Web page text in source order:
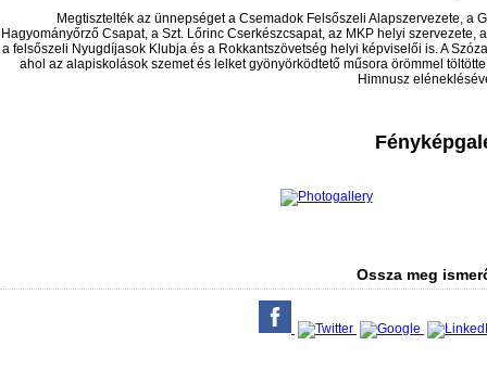
Megtisztelték az ünnepséget a Csemadok Felsőszeli Alapszervezete, a
Hagyományőrző Csapat, a Szt. Lőrinc Cserkészcsapat, az MKP helyi
a felsőszeli Nyugdíjasok Klubja és a Rokkantszövetség helyi képviselői is. A
ahol az alapiskolások szemet és lelket gyönyörködtető műsora örömmel
Himnusz
Ossza meg